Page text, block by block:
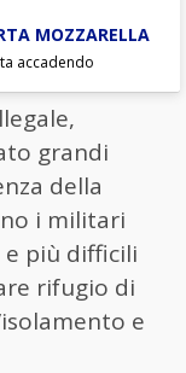
militari
e
i connotati
grandi
della
i militari
e più difficili
rifugio di
e
MOZZARELLA
accadendo